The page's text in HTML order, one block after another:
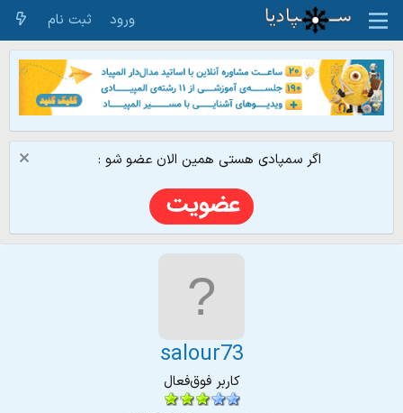
ورود ثبت نام
اگر سمپادی هستی همین الان عضو شو :
salour73
کاربر فوق‌فعال